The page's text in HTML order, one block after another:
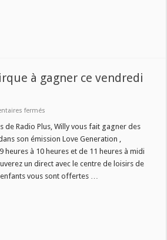
à gagner ce vendredi
fermés
places
de
cirque
à
gagner
ce
vendredi
chez
de Radio Plus, Willy vous fait gagner des
son émission Love Generation ,
heures à 10 heures et de 11 heures à midi
un direct avec le centre de loisirs de
vous sont offertes …